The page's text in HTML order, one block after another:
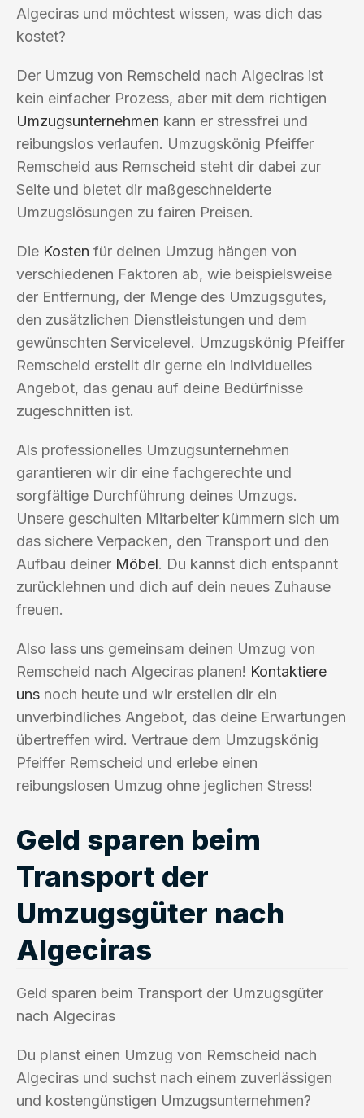
Algeciras und möchtest wissen, was dich das
kostet?
Der Umzug von Remscheid nach Algeciras ist
kein einfacher Prozess, aber mit dem richtigen
Umzugsunternehmen kann er stressfrei und
reibungslos verlaufen. Umzugskönig Pfeiffer
Remscheid aus Remscheid steht dir dabei zur
Seite und bietet dir maßgeschneiderte
Umzugslösungen zu fairen Preisen.
Die Kosten für deinen Umzug hängen von
verschiedenen Faktoren ab, wie beispielsweise
der Entfernung, der Menge des Umzugsgutes,
den zusätzlichen Dienstleistungen und dem
gewünschten Servicelevel. Umzugskönig Pfeiffer
Remscheid erstellt dir gerne ein individuelles
Angebot, das genau auf deine Bedürfnisse
zugeschnitten ist.
Als professionelles Umzugsunternehmen
garantieren wir dir eine fachgerechte und
sorgfältige Durchführung deines Umzugs.
Unsere geschulten Mitarbeiter kümmern sich um
das sichere Verpacken, den Transport und den
Aufbau deiner Möbel. Du kannst dich entspannt
zurücklehnen und dich auf dein neues Zuhause
freuen.
Also lass uns gemeinsam deinen Umzug von
Remscheid nach Algeciras planen! Kontaktiere
uns noch heute und wir erstellen dir ein
unverbindliches Angebot, das deine Erwartungen
übertreffen wird. Vertraue dem Umzugskönig
Pfeiffer Remscheid und erlebe einen
reibungslosen Umzug ohne jeglichen Stress!
Geld sparen beim
Transport der
Umzugsgüter nach
Algeciras
Geld sparen beim Transport der Umzugsgüter
nach Algeciras
Du planst einen Umzug von Remscheid nach
Algeciras und suchst nach einem zuverlässigen
und kostengünstigen Umzugsunternehmen?